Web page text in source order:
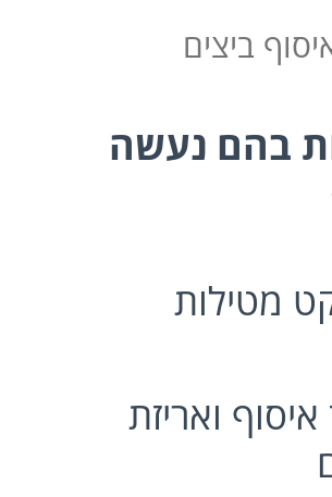
ביצים
בהם נעשה
מטילות
איסוף ואריזת